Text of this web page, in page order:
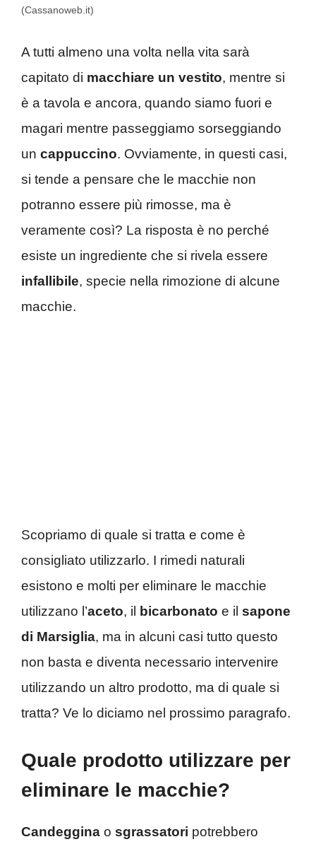
(Cassanoweb.it)
A tutti almeno una volta nella vita sarà
capitato di macchiare un vestito, mentre si
è a tavola e ancora, quando siamo fuori e
magari mentre passeggiamo sorseggiando
un cappuccino. Ovviamente, in questi casi,
si tende a pensare che le macchie non
potranno essere più rimosse, ma è
veramente così? La risposta è no perché
esiste un ingrediente che si rivela essere
infallibile, specie nella rimozione di alcune
macchie.
Scopriamo di quale si tratta e come è
consigliato utilizzarlo. I rimedi naturali
esistono e molti per eliminare le macchie
utilizzano l’aceto, il bicarbonato e il sapone
di Marsiglia, ma in alcuni casi tutto questo
non basta e diventa necessario intervenire
utilizzando un altro prodotto, ma di quale si
tratta? Ve lo diciamo nel prossimo paragrafo.
Quale prodotto utilizzare per
eliminare le macchie?
Candeggina o sgrassatori potrebbero